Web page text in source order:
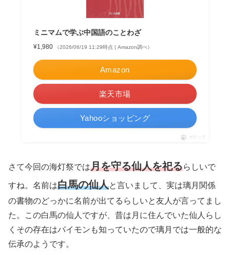
ミニマムで学ぶ中国語のことわざ
¥1,980 （2026/06/19 11:29時点 | Amazon調べ）
Amazon
楽天市場
Yahooショッピング
ポチップ
さて今回の海灯祭では月を守る仙人を祀るらしいで
すね。名前は白馬の仙人と言いまして、実は璃月関係
の書物のどっかに名前が出てるらしいと友人が言ってまし
た。この白馬の仙人ですが、昔は月に住んでいた仙人らし
くその存在はパイモンも知っていたので璃月では一般的な
伝承のようです。